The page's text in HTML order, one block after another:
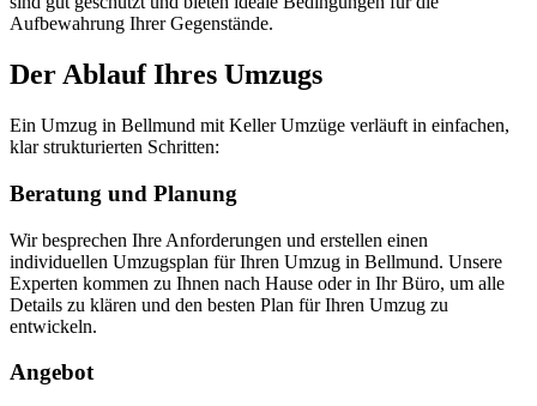
Aufbewahrung Ihrer Gegenstände.
Der Ablauf Ihres Umzugs
Ein Umzug in Bellmund mit Keller Umzüge verläuft in einfachen,
klar strukturierten Schritten:
Beratung und Planung
Wir besprechen Ihre Anforderungen und erstellen einen
individuellen Umzugsplan für Ihren Umzug in Bellmund. Unsere
Experten kommen zu Ihnen nach Hause oder in Ihr Büro, um alle
Details zu klären und den besten Plan für Ihren Umzug zu
entwickeln.
Angebot